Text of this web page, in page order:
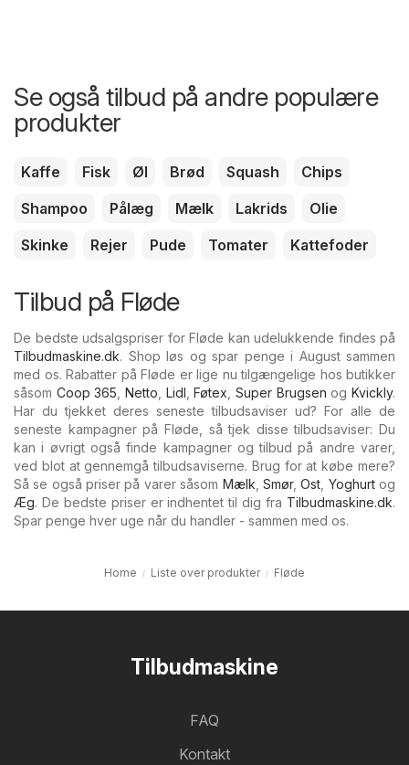
Se også tilbud på andre populære
produkter
Kaffe Fisk Øl Brød Squash
Chips
Shampoo
Pålæg Mælk Lakrids
Olie
Skinke
Rejer Pude Tomater Kattefoder
Tilbud på Fløde
De bedste udsalgspriser for Fløde kan udelukkende findes på
Tilbudmaskine.dk. Shop løs og spar penge i August sammen
med os. Rabatter på Fløde er lige nu tilgængelige hos butikker
såsom Coop 365 ,Netto Lidl ,Føtex ,Super Brugsen ogKvickly.
Har du tjekket deres seneste tilbudsaviser ud? For alle de
seneste kampagner på Fløde, så tjek disse tilbudsaviser: Du
kan i øvrigt også finde kampagner og tilbud på andre varer,
ved blot at gennemgå tilbudsaviserne. Brug for at købe mere?
Så se også priser på varer såsom Mælk Smør,Ost Yoghurtog
Æg. De bedste priser er indhentet til dig fra Tilbudmaskine.dk.
Spar penge hver uge når du handler - sammen med os.
Home Liste over produkter Fløde
Tilbudmaskine
FAQ
Kontakt